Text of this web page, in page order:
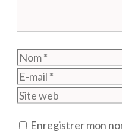
Nom
Enregistrer mon